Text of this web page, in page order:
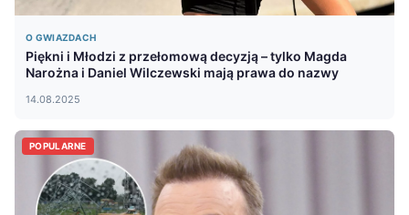
O GWIAZDACH
Piękni i Młodzi z przełomową decyzją – tylko Magda
Narożna i Daniel Wilczewski mają prawa do nazwy
14.08.2025
POPULARNE